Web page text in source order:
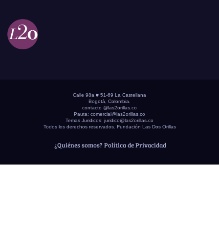
Calle 98a # 51-69 La Castellana
Bogotá, Colombia.
contacto @las2orillas.co
Pauta: comercial@las2orillas.co
Temas Juridicos: juridico@las2orillas.co
Todos los derechos reservados. Fundación Las Dos Orillas
¿Quiénes somos? Política de Privacidad